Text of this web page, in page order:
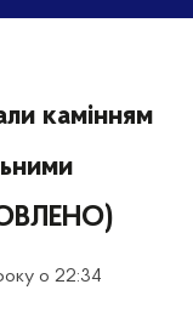
камінням
о 22:34